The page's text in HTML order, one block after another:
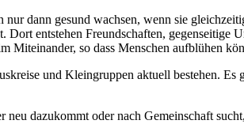
dann gesund wachsen, wenn sie
entstehen Freundschaften, gegenseitige
Miteinander, so dass Menschen aufblühen
und Kleingruppen aktuell bestehen. Es
dazukommt oder nach Gemeinschaft